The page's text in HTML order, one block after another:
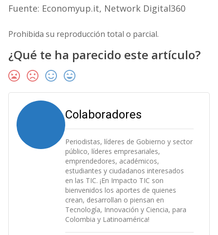
Fuente: Economyup.it, Network Digital360
Prohibida su reproducción total o parcial.
¿Qué te ha parecido este artículo?
Colaboradores
Periodistas, líderes de Gobierno y sector
público, líderes empresariales,
emprendedores, académicos,
estudiantes y ciudadanos interesados
en las TIC. ¡En Impacto TIC son
bienvenidos los aportes de quienes
crean, desarrollan o piensan en
Tecnología, Innovación y Ciencia, para
Colombia y Latinoamérica!